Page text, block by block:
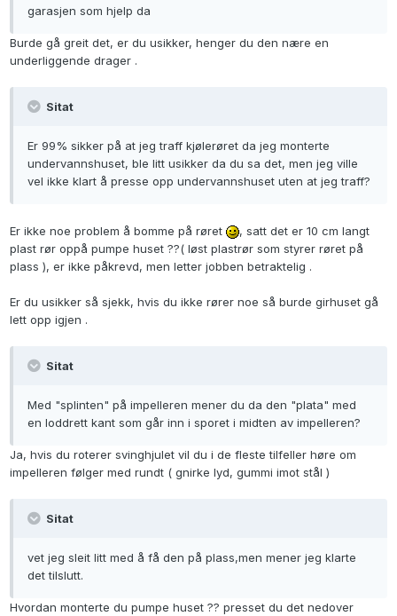
garasjen som hjelp da
Burde gå greit det, er du usikker, henger du den nære en
underliggende drager .
Sitat
Er 99% sikker på at jeg traff kjølerøret da jeg monterte
undervannshuset, ble litt usikker da du sa det, men jeg ville
vel ikke klart å presse opp undervannshuset uten at jeg traff?
Er ikke noe problem å bomme på røret
, satt det er 10 cm langt
plast rør oppå pumpe huset ??( løst plastrør som styrer røret på
plass ), er ikke påkrevd, men letter jobben betraktelig .
Er du usikker så sjekk, hvis du ikke rører noe så burde girhuset gå
lett opp igjen .
Sitat
Med "splinten" på impelleren mener du da den "plata" med
en loddrett kant som går inn i sporet i midten av impelleren?
Ja, hvis du roterer svinghjulet vil du i de fleste tilfeller høre om
impelleren følger med rundt ( gnirke lyd, gummi imot stål )
Sitat
vet jeg sleit litt med å få den på plass,men mener jeg klarte
det tilslutt.
Hvordan monterte du pumpe huset ?? presset du det nedover